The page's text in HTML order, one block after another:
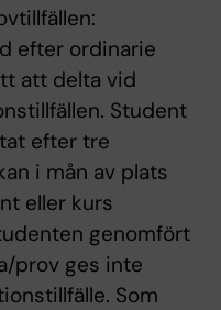
efter ordinarie
att delta vid
Student
efter tre
i mån av plats
eller kurs
genomfört
prov ges inte
Som